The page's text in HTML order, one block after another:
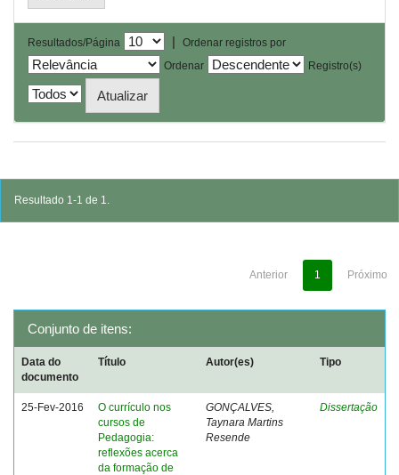
Resultados/Página |
Ordenar registros por
Ordenar
Registro(s)
Resultado 1-1 de 1.
Anterior 1 Próximo
Conjunto de itens:
Data do
documento
Título Autor(es) Tipo
25-Fev-2016
O currículo nos
cursos de
Pedagogia:
reflexões acerca
da formação de
GONÇALVES,
Taynara Martins
Resende
Dissertação